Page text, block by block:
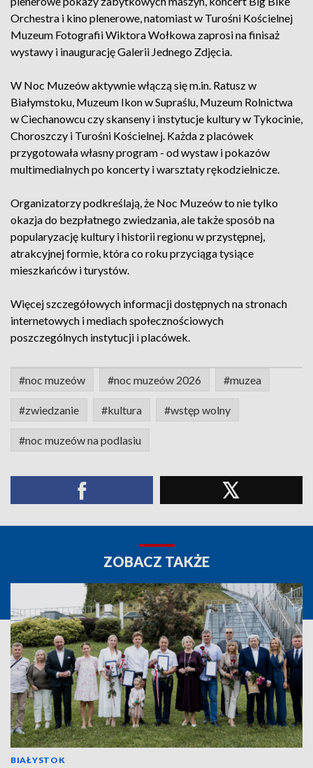
Orchestra i kino plenerowe, natomiast w Turośni Kościelnej
Muzeum Fotografii Wiktora Wołkowa zaprosi na finisaż
wystawy i inaugurację Galerii Jednego Zdjęcia.
W Noc Muzeów aktywnie włączą się m.in. Ratusz w
Białymstoku, Muzeum Ikon w Supraślu, Muzeum Rolnictwa
w Ciechanowcu czy skanseny i instytucje kultury w Tykocinie,
Choroszczy i Turośni Kościelnej. Każda z placówek
przygotowała własny program - od wystaw i pokazów
multimedialnych po koncerty i warsztaty rękodzielnicze.
Organizatorzy podkreślają, że Noc Muzeów to nie tylko
okazja do bezpłatnego zwiedzania, ale także sposób na
popularyzację kultury i historii regionu w przystępnej,
atrakcyjnej formie, która co roku przyciąga tysiące
mieszkańców i turystów.
Więcej szczegółowych informacji dostępnych na stronach
internetowych i mediach społecznościowych
poszczególnych instytucji i placówek.
#noc muzeów #noc muzeów 2026 #muzea
#zwiedzanie #kultura #wstęp wolny
#noc muzeów na podlasiu
ZOBACZ TAKŻE
BIAŁYSTOK